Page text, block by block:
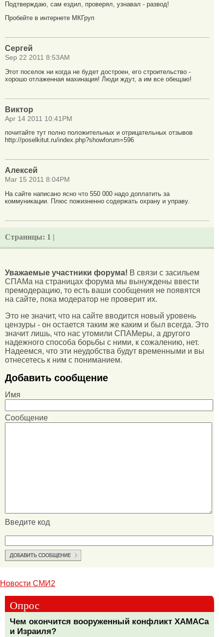
Подтверждаю, сам ездил, проверял, узнавал - развод!
Пробейте в интернете МКГруп
Сергей
Sep 22 2011 8:53AM
Этот поселок ни когда не будет достроен, его строительство -
хорошо отлаженная махинация! Люди ждут, а им все обещаю!
Виктор
Apr 14 2011 10:41PM
почитайте тут полно положительных и отрицательных отзывов
http://poselkitut.ru/index.php?showforum=596
Алексей
Mar 15 2011 8:04PM
На сайте написано ясно что 550 000 надо доплатить за
коммуникации. Плюс пожизненно содержать охрану и управу.
Страницы: 1 |
Уважаемые участники форума! В связи с засильем
СПАМа на страницах форума мы вынуждены ввести
премодерацию, то есть ваши сообщения не появятся
на сайте, пока модератор не проверит их.
Это не значит, что на сайте вводится новый уровень
цензуры - он остается таким же каким и был всегда. Это
значит лишь, что нас утомили СПАМеры, а другого
надежного способа борьбы с ними, к сожалению, нет.
Надеемся, что эти неудобства будут временными и вы
отнесетесь к ним с пониманием.
Добавить сообщение
Имя
Сообщение
Введите код
Новости СМИ2
Опрос
Чем окончится вооруженный конфликт ХАМАСа
и Израиля?